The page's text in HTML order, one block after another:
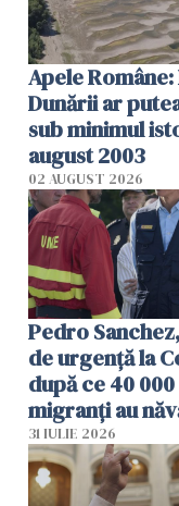
Apele
Dunării ar
sub minimul
august 2003
02 AUGUST 2026
Pedro
de urgență la
după ce 40
migranți au
teritoriul
mobiliza toate
resursele"
31 IULIE 2026